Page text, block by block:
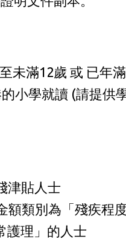
未滿12歲 或 已年滿
小學就讀 (請提供
津貼人士
額類別為「殘疾程
護理」的人士